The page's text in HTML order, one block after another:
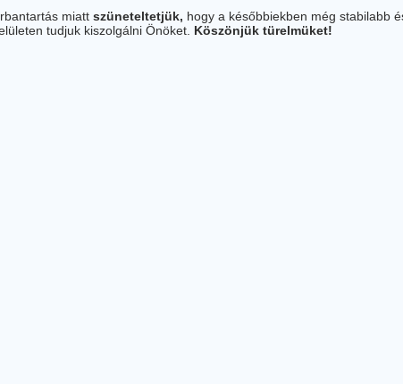
miatt szüneteltetjük, hogy a későbbiekben még stabilabb
tudjuk kiszolgálni Önöket. Köszönjük türelmüket!